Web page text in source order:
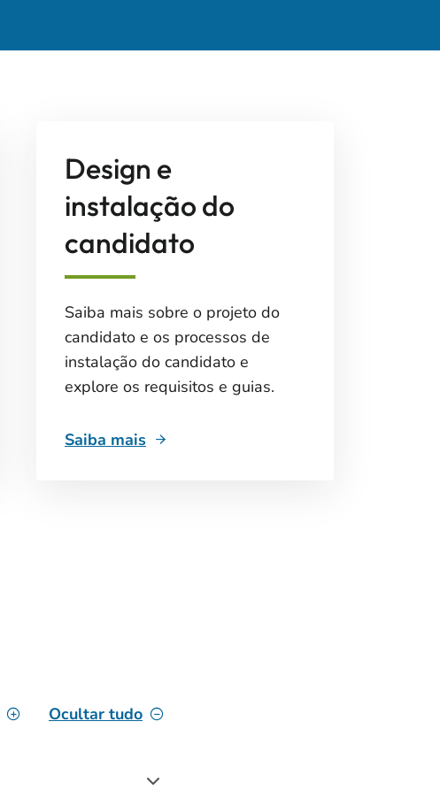
Design e
instalação do
candidato
Saiba mais sobre o projeto do
candidato e os processos de
instalação do candidato e
explore os requisitos e guias.
Saiba mais
Ocultar tudo